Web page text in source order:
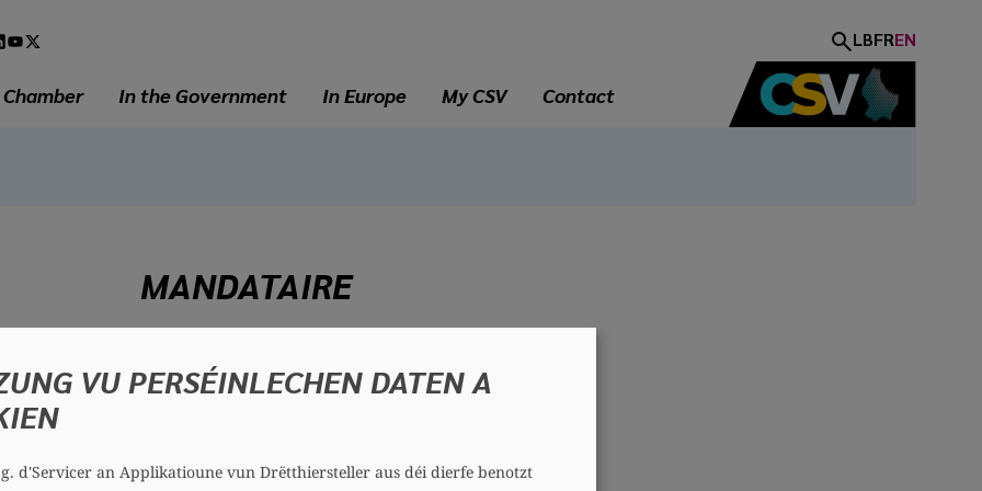
LBFREN
In the Government In Europe My CSV Contact
MANDATAIRE
Ricardo MARQUES
Contact
VU PERSÉINLECHEN DATEN A
d'Servicer an Applikatioune vun Drëtthiersteller aus déi dierfe benotzt